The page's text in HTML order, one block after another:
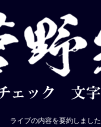
ライブの内容を要約しました